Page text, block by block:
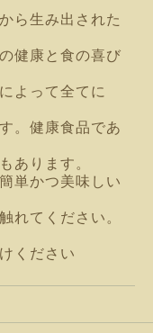
ら生み出された
健康と食の喜び
よって全てに
。健康食品であ
あります。
単かつ美味しい
れてください。
ださい